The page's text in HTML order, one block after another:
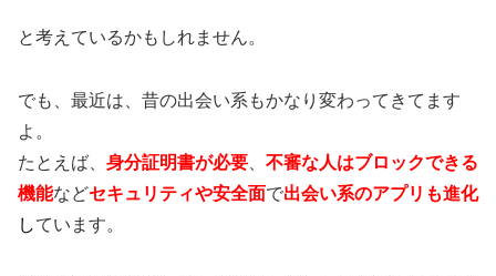
と考えているかもしれません。
でも、最近は、昔の出会い系もかなり変わってきてます
よ。
たとえば、 身分証明書が必要
不審な人はブロックできる
機能などセキュリティや安全面で出会い系のアプリも進化
しています。